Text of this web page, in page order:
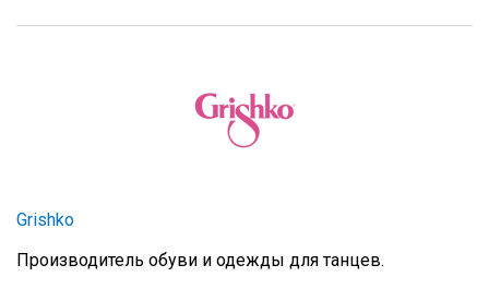
Grishko
Производитель обуви и одежды для танцев.